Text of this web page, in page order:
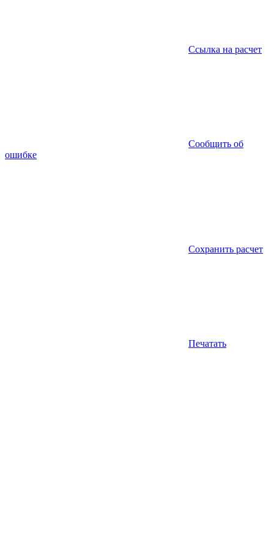
Ссылка на расчет
Сообщить об
ошибке
Сохранить расчет
Печатать